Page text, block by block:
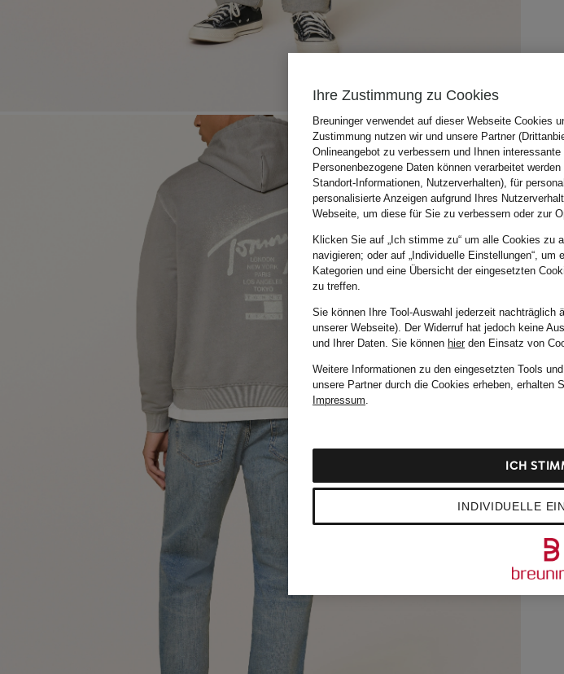
Ihre Zustimmung zu Cookies
Breuninger verwendet auf dieser Webseite Cookies
Zustimmung nutzen wir und unsere Partner
Onlineangebot zu verbessern und Ihnen
Personenbezogene Daten können verarbeitet
Standort-Informationen, Nutzerverhalten), für
personalisierte Anzeigen aufgrund Ihres
Webseite, um diese für Sie zu verbessern oder zur
Klicken Sie auf „Ich stimme zu“ um alle Cookies zu
navigieren; oder auf „Individuelle Einstellungen“,
Kategorien und eine Übersicht der eingesetzten
zu treffen.
Sie können Ihre Tool-Auswahl jederzeit nachträglich
unserer Webseite). Der Widerruf hat jedoch keine
und Ihrer Daten. Sie können hierden Einsatz von
Weitere Informationen zu den eingesetzten Tools
unsere Partner durch die Cookies erheben, erhalten
Impressum.
INDIVIDUELLE
ICH